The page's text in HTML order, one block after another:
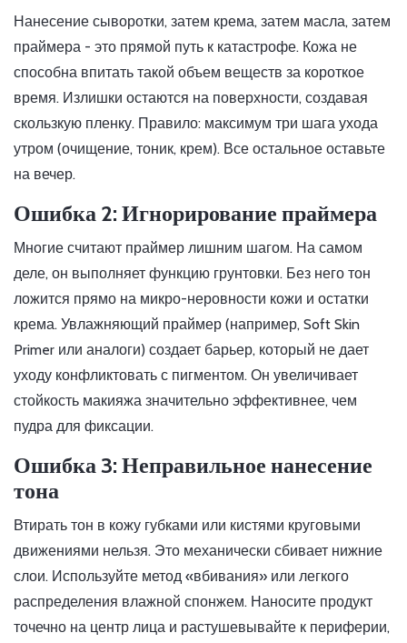
Нанесение сыворотки, затем крема, затем масла, затем
праймера - это прямой путь к катастрофе. Кожа не
способна впитать такой объем веществ за короткое
время. Излишки остаются на поверхности, создавая
скользкую пленку. Правило: максимум три шага ухода
утром (очищение, тоник, крем). Все остальное оставьте
на вечер.
Ошибка 2: Игнорирование праймера
Многие считают праймер лишним шагом. На самом
деле, он выполняет функцию грунтовки. Без него тон
ложится прямо на микро-неровности кожи и остатки
крема. Увлажняющий праймер (например, Soft Skin
Primer или аналоги) создает барьер, который не дает
уходу конфликтовать с пигментом. Он увеличивает
стойкость макияжа значительно эффективнее, чем
пудра для фиксации.
Ошибка 3: Неправильное нанесение
тона
Втирать тон в кожу губками или кистями круговыми
движениями нельзя. Это механически сбивает нижние
слои. Используйте метод «вбивания» или легкого
распределения влажной спонжем. Наносите продукт
точечно на центр лица и растушевывайте к периферии,